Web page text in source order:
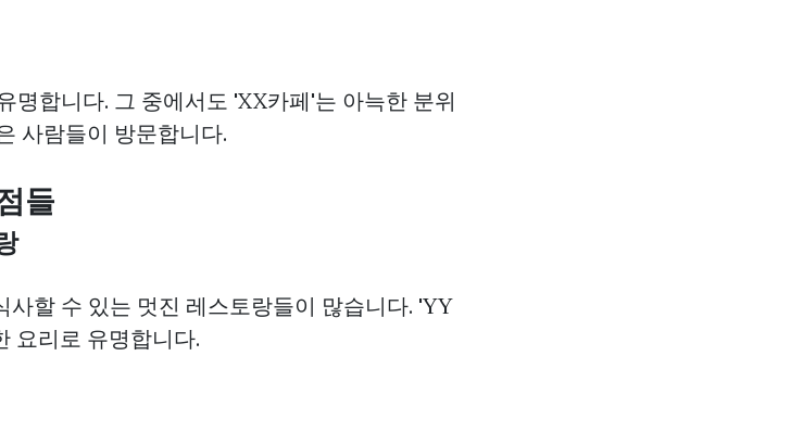
명합니다. 그 중에서도 'XX카페'는 아늑한 분위
사람들이 방문합니다.
들
할 수 있는 멋진 레스토랑들이 많습니다. 'YY
요리로 유명합니다.